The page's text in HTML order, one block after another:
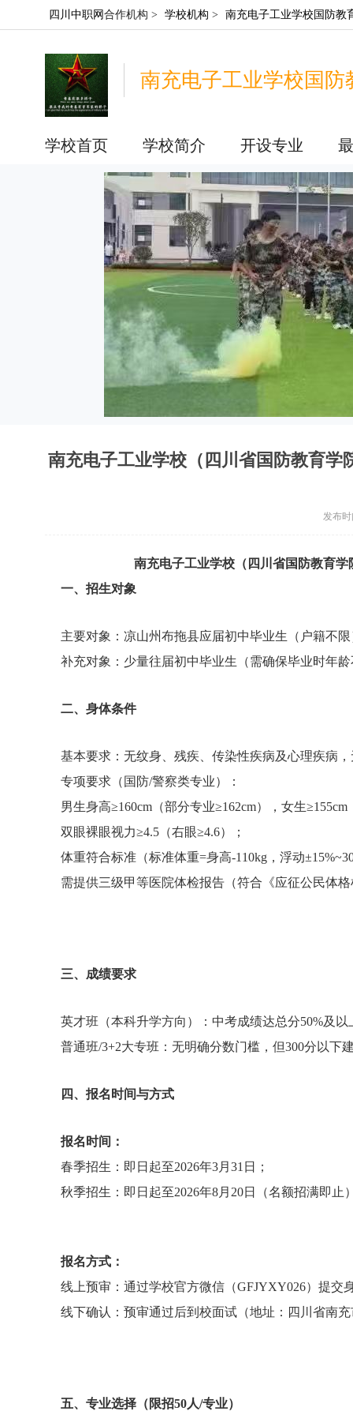
四川中职网 合作机构 > 学校机构 > 南充电子工业学校国防教
南充电子工业学校国防
学校首页 学校简介 开设专业
南充电子工业学校（四川省国防教育学
发布时
南充电子工业学校（四川省国防教育
一、招生对象
主要对象：凉山州布拖县应届初中毕业生（户籍不
补充对象：少量往届初中毕业生（需确保毕业时年
二、身体条件
基本要求：无纹身、残疾、传染性疾病及心理疾病
专项要求（国防/警察类专业）：
男生身高≥160cm（部分专业≥162cm），女生
双眼裸眼视力≥4.5（右眼≥4.6）；
体重符合标准（标准体重=身高-110kg，浮动
需提供三级甲等医院体检报告（符合《应征公民体
三、成绩要求
英才班（本科升学方向）：中考成绩达总分50%及
普通班/3+2大专班：无明确分数门槛，但300分以下
四、报名时间与方式
报名时间：
春季招生：即日起至2026年3月31日；
秋季招生：即日起至2026年8月20日（名额招满即止
报名方式：
线上预审：通过学校官方微信（GFJYXY026）提
线下确认：预审通过后到校面试（地址：四川省南
五、专业选择（限招50人/专业）